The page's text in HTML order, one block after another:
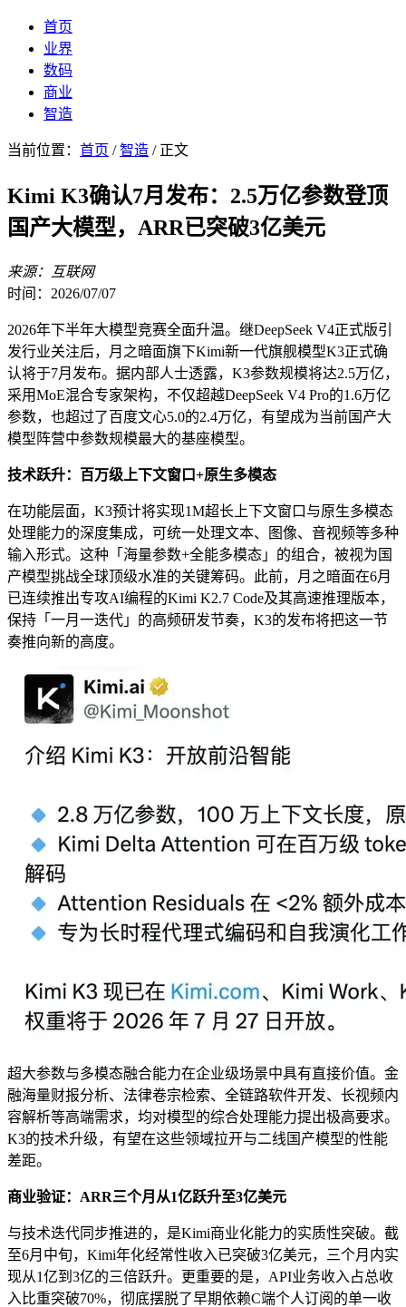
首页
业界
数码
商业
智造
当前位置： 首页 /智造 / 正文
Kimi K3确认7月发布：2.5万亿参数登顶
国产大模型，ARR已突破3亿美元
来源：互联网
时间：2026/07/07
2026年下半年大模型竞赛全面升温。继DeepSeek V4正式版引
发行业关注后，月之暗面旗下Kimi新一代旗舰模型K3正式确
认将于7月发布。据内部人士透露，K3参数规模将达2.5万亿，
采用MoE混合专家架构，不仅超越DeepSeek V4 Pro的1.6万亿
参数，也超过了百度文心5.0的2.4万亿，有望成为当前国产大
模型阵营中参数规模最大的基座模型。
技术跃升：百万级上下文窗口+原生多模态
在功能层面，K3预计将实现1M超长上下文窗口与原生多模态
处理能力的深度集成，可统一处理文本、图像、音视频等多种
输入形式。这种「海量参数+全能多模态」的组合，被视为国
产模型挑战全球顶级水准的关键筹码。此前，月之暗面在6月
已连续推出专攻AI编程的Kimi K2.7 Code及其高速推理版本，
保持「一月一迭代」的高频研发节奏，K3的发布将把这一节
奏推向新的高度。
超大参数与多模态融合能力在企业级场景中具有直接价值。金
融海量财报分析、法律卷宗检索、全链路软件开发、长视频内
容解析等高端需求，均对模型的综合处理能力提出极高要求。
K3的技术升级，有望在这些领域拉开与二线国产模型的性能
差距。
商业验证：ARR三个月从1亿跃升至3亿美元
与技术迭代同步推进的，是Kimi商业化能力的实质性突破。截
至6月中旬，Kimi年化经常性收入已突破3亿美元，三个月内实
现从1亿到3亿的三倍跃升。更重要的是，API业务收入占总收
入比重突破70%，彻底摆脱了早期依赖C端个人订阅的单一收